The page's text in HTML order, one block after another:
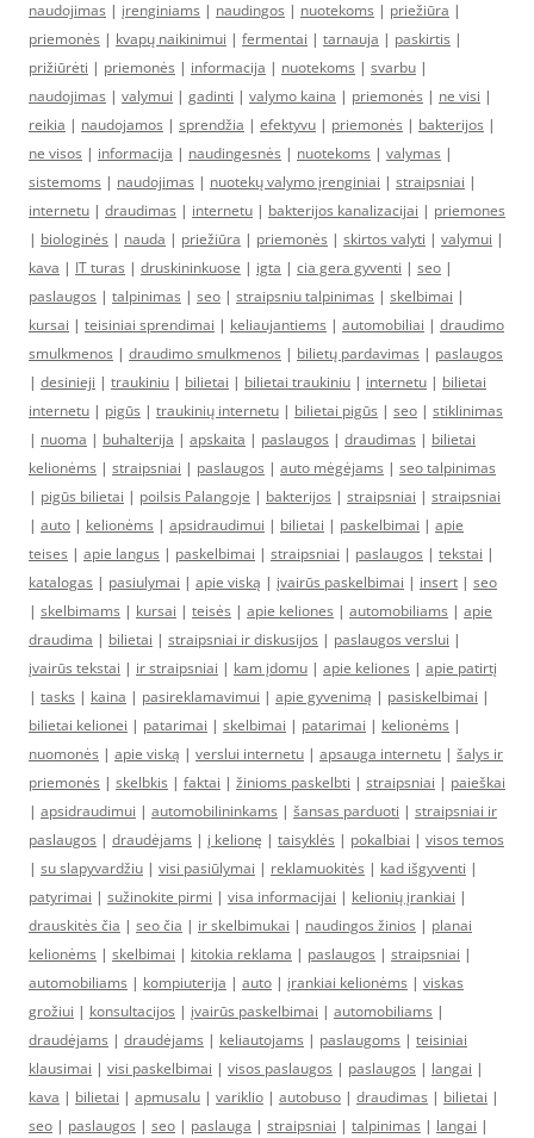
naudojimas | įrenginiams | naudingos | nuotekoms | priežiūra |
priemonės | kvapų naikinimui | fermentai | tarnauja | paskirtis |
prižiūrėti | priemonės | informacija | nuotekoms | svarbu |
naudojimas | valymui | gadinti | valymo kaina | priemonės | ne visi |
reikia | naudojamos | sprendžia | efektyvu | priemonės | bakterijos |
ne visos | informacija | naudingesnės | nuotekoms | valymas |
sistemoms | naudojimas | nuotekų valymo įrenginiai | straipsniai |
internetu | draudimas | internetu | bakterijos kanalizacijai | priemones
| biologinės | nauda | priežiūra | priemonės | skirtos valyti | valymui |
kava | IT turas | druskininkuose | igta | cia gera gyventi | seo |
paslaugos | talpinimas | seo | straipsniu talpinimas | skelbimai |
kursai | teisiniai sprendimai | keliaujantiems | automobiliai | draudimo
smulkmenos | draudimo smulkmenos | bilietų pardavimas | paslaugos
| desinieji | traukiniu | bilietai | bilietai traukiniu | internetu | bilietai
internetu | pigūs | traukinių internetu | bilietai pigūs | seo | stiklinimas
| nuoma | buhalterija | apskaita | paslaugos | draudimas | bilietai
kelionėms | straipsniai | paslaugos | auto mėgėjams | seo talpinimas
| pigūs bilietai | poilsis Palangoje | bakterijos | straipsniai | straipsniai
| auto | kelionėms | apsidraudimui | bilietai | paskelbimai | apie
teises | apie langus | paskelbimai | straipsniai | paslaugos | tekstai |
katalogas | pasiulymai | apie viską | įvairūs paskelbimai | insert | seo
| skelbimams | kursai | teisės | apie keliones | automobiliams | apie
draudima | bilietai | straipsniai ir diskusijos | paslaugos verslui |
įvairūs tekstai | ir straipsniai | kam įdomu | apie keliones | apie patirtį
| tasks | kaina | pasireklamavimui | apie gyvenimą | pasiskelbimai |
bilietai kelionei | patarimai | skelbimai | patarimai | kelionėms |
nuomonės | apie viską | verslui internetu | apsauga internetu | šalys ir
priemonės | skelbkis | faktai | žinioms paskelbti | straipsniai | paieškai
| apsidraudimui | automobilininkams | šansas parduoti | straipsniai ir
paslaugos | draudėjams | į kelionę | taisyklės | pokalbiai | visos temos
| su slapyvardžiu | visi pasiūlymai | reklamuokitės | kad išgyventi |
patyrimai | sužinokite pirmi | visa informacijai | kelionių įrankiai |
drauskitės čia | seo čia | ir skelbimukai | naudingos žinios | planai
kelionėms | skelbimai | kitokia reklama | paslaugos | straipsniai |
automobiliams | kompiuterija | auto | įrankiai kelionėms | viskas
grožiui | konsultacijos | įvairūs paskelbimai | automobiliams |
draudėjams | draudėjams | keliautojams | paslaugoms | teisiniai
klausimai | visi paskelbimai | visos paslaugos | paslaugos | langai |
kava | bilietai | apmusalu | variklio | autobuso | draudimas | bilietai |
seo | paslaugos | seo | paslauga | straipsniai | talpinimas | langai |